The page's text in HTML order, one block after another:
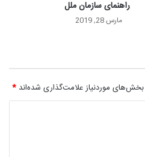
راهنمای سازمان ملل
مارس 28, 2019
بخش‌های موردنیاز علامت‌گذاری شده‌اند *